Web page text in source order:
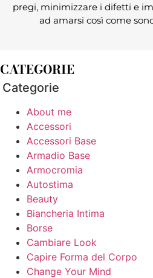
pregi, minimizzare i difetti e
ad amarsi così come
CATEGORIE
Categorie
About me
Accessori
Accessori Base
Armadio Base
Armocromia
Autostima
Beauty
Biancheria Intima
Borse
Cambiare Look
Capire Forma del Corpo
Change Your Mind